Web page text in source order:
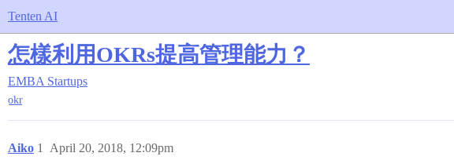
Tenten AI
怎樣利用OKRs提高管理能力？
EMBA Startups
okr
Aiko April 20, 2018, 12:09pm
1